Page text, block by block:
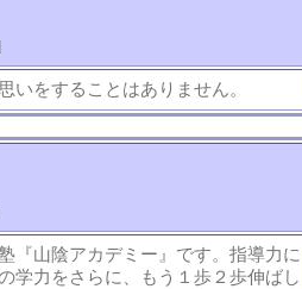
いをすることはありません。
『山陰アカデミー』です。指導力に
学力をさらに、もう１歩２歩伸ばし